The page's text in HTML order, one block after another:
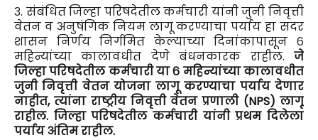
३. संबंधित जिल्हा परिषदेतील कर्मचारी यांनी जुनी निवृत्ती
वेतन व अनुषंगिक नियम लागू करण्याचा पर्याय हा सदर
शासन निर्णय निर्गमित केल्याच्या दिनांकापासून ६
महिन्यांच्या कालावधीत देणे बंधनकारक राहील. जे
जिल्हा परिषदेतील कर्मचारी या ६ महिन्यांच्या कालावधीत
जुनी निवृत्ती वेतन योजना लागू करण्याचा पर्याय देणार
नाहीत, त्यांना राष्ट्रीय निवृत्ती वेतन प्रणाली (NPS) लागू
राहील. जिल्हा परिषदेतील कर्मचारी यांनी प्रथम दिलेला
पर्याय अंतिम राहील.